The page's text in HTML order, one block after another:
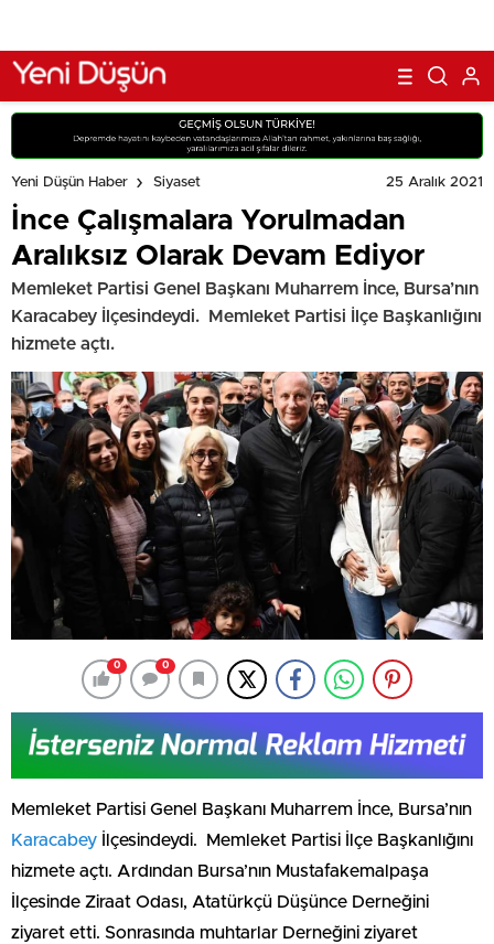
Yeni Düşün Haber Siyaset 25 Aralık 2021
İnce Çalışmalara Yorulmadan
Aralıksız Olarak Devam Ediyor
Memleket Partisi Genel Başkanı Muharrem İnce, Bursa’nın
Karacabey İlçesindeydi. Memleket Partisi İlçe Başkanlığını
hizmete açtı.
0 0
Memleket Partisi Genel Başkanı Muharrem İnce, Bursa’nın
Karacabey İlçesindeydi. Memleket Partisi İlçe Başkanlığını
hizmete açtı. Ardından Bursa’nın Mustafakemalpaşa
İlçesinde Ziraat Odası, Atatürkçü Düşünce Derneğini
ziyaret etti. Sonrasında muhtarlar Derneğini ziyaret